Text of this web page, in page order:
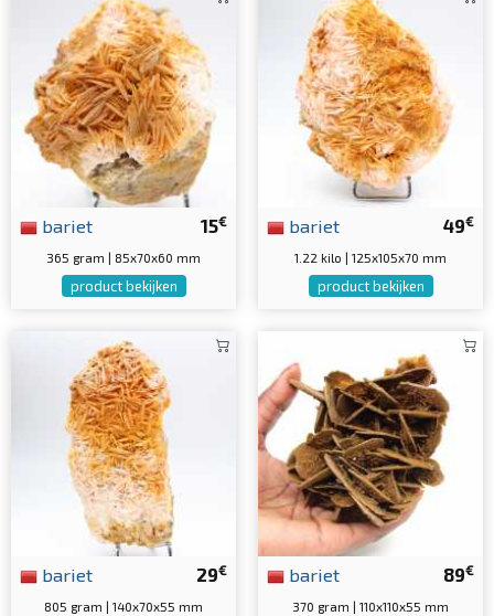
15€
bariet
365 gram | 85x70x60 mm
product bekijken
49€
bariet
1.22 kilo | 125x105x70 mm
product bekijken
29€
bariet
805 gram | 140x70x55 mm
89€
bariet
370 gram | 110x110x55 mm